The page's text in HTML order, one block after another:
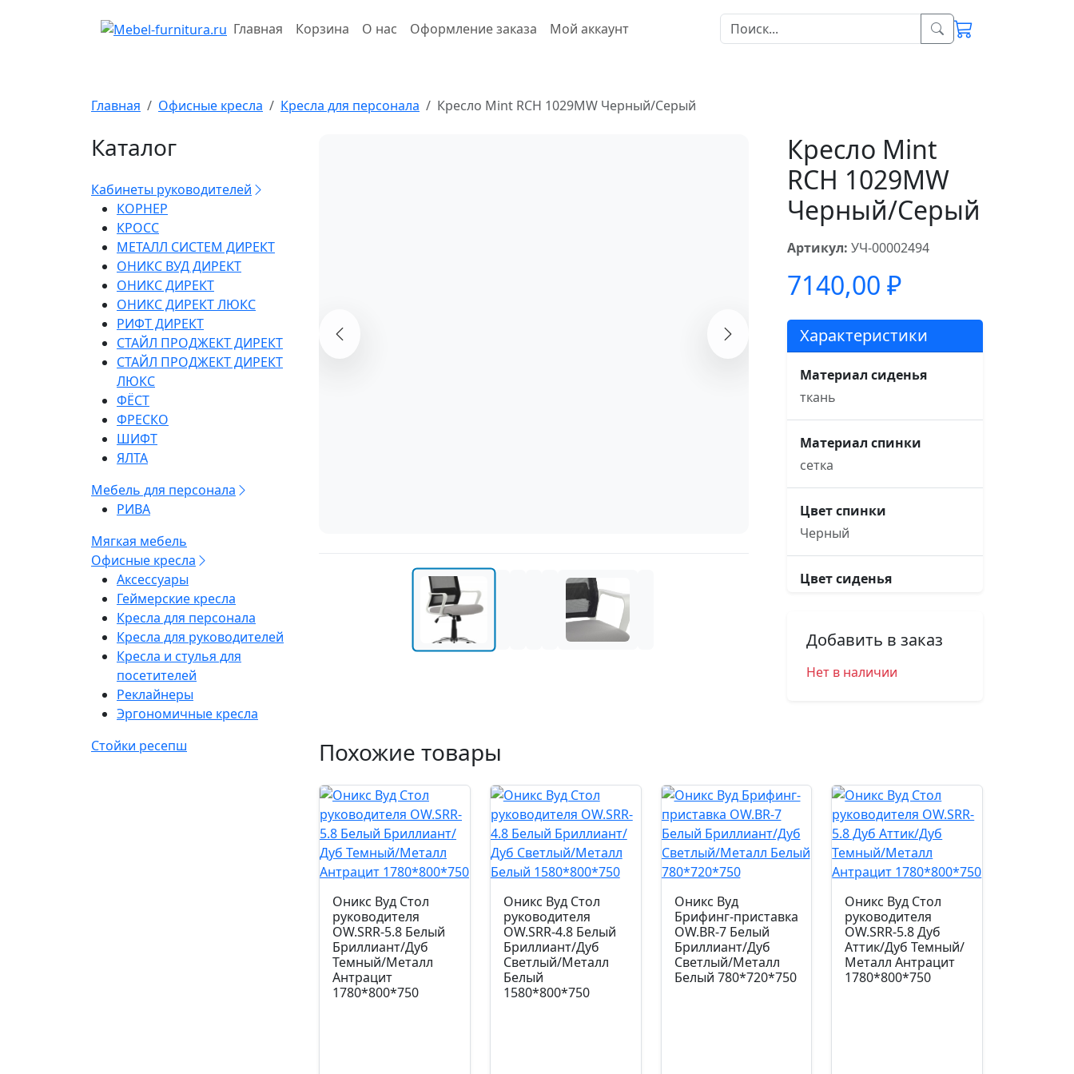
Главная Корзина О нас Оформление заказа Мой аккаунт
Главная Офисные кресла Кресла для персонала Кресло Mint RCH 1029MW Черный/Серый
Каталог
Кабинеты руководителей
КОРНЕР
КРОСС
МЕТАЛЛ СИСТЕМ ДИРЕКТ
ОНИКС ВУД ДИРЕКТ
ОНИКС ДИРЕКТ
ОНИКС ДИРЕКТ ЛЮКС
РИФТ ДИРЕКТ
СТАЙЛ ПРОДЖЕКТ ДИРЕКТ
СТАЙЛ ПРОДЖЕКТ ДИРЕКТ
ЛЮКС
ФЁСТ
ФРЕСКО
ШИФТ
ЯЛТА
Мебель для персонала
РИВА
Мягкая мебель
Офисные кресла
Аксессуары
Геймерские кресла
Кресла для персонала
Кресла для руководителей
Кресла и стулья для
посетителей
Реклайнеры
Эргономичные кресла
Стойки ресепш
Кресло Mint
RCH 1029MW
Черный/Серый
Артикул: УЧ-00002494
7140,00 ₽
Характеристики
Материал сиденья
ткань
Материал спинки
сетка
Цвет спинки
Черный
Цвет сиденья
Основание кресла
пятилучье, d640,
Механизм
топ-ган
Страна производства
Добавить в заказ
Нет в наличии
Похожие товары
Оникс Вуд Стол
руководителя
OW.SRR-5.8 Белый
Бриллиант/Дуб
Темный/Металл
Антрацит
1780*800*750
Оникс Вуд Стол
руководителя
OW.SRR-4.8 Белый
Бриллиант/Дуб
Светлый/Металл
Белый
1580*800*750
Оникс Вуд
Брифинг-приставка
OW.BR-7 Белый
Бриллиант/Дуб
Светлый/Металл
Белый 780*720*750
Оникс Вуд Стол
руководителя
OW.SRR-5.8 Дуб
Аттик/Дуб Темный/
Металл Антрацит
1780*800*750